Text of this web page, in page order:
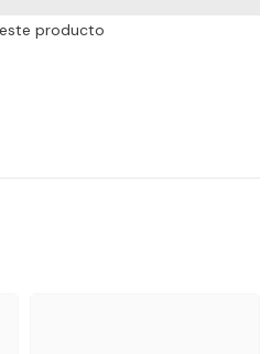
producto